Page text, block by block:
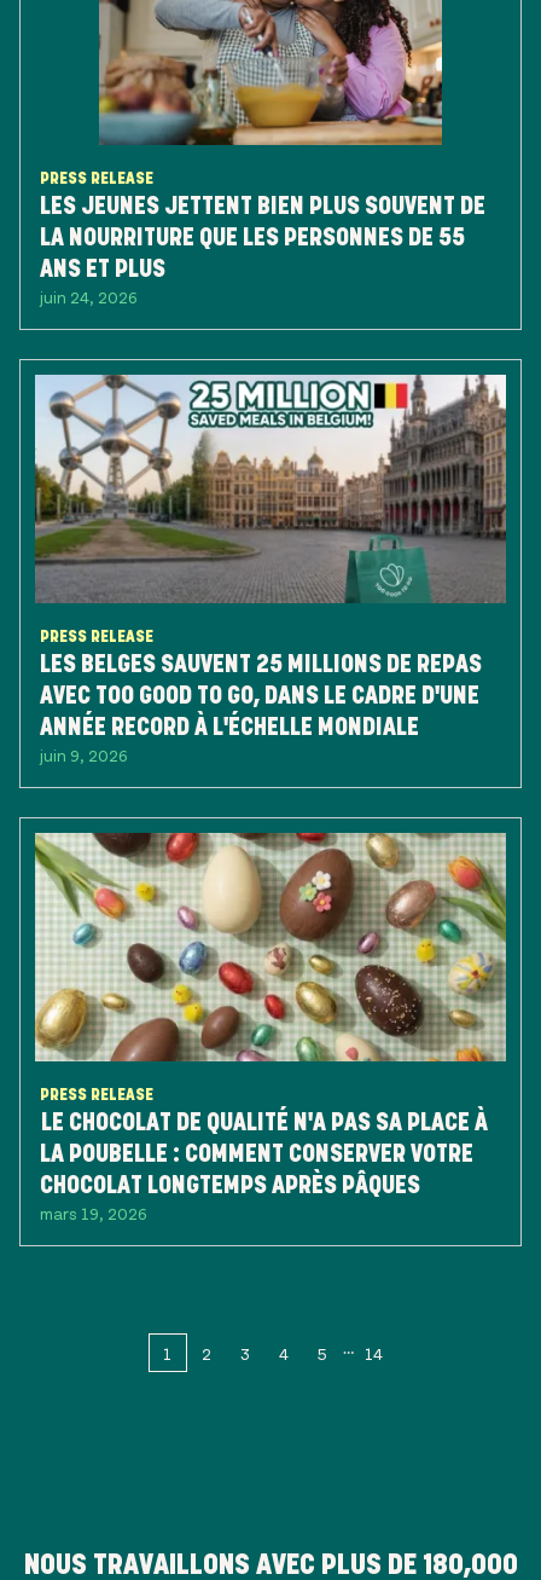
PRESS RELEASE
LES JEUNES JETTENT BIEN PLUS SOUVENT DE
LA NOURRITURE QUE LES PERSONNES DE 55
ANS ET PLUS
juin 24, 2026
PRESS RELEASE
LES BELGES SAUVENT 25 MILLIONS DE REPAS
AVEC TOO GOOD TO GO, DANS LE CADRE D'UNE
ANNÉE RECORD À L'ÉCHELLE MONDIALE
juin 9, 2026
PRESS RELEASE
LE CHOCOLAT DE QUALITÉ N'A PAS SA PLACE À
LA POUBELLE : COMMENT CONSERVER VOTRE
CHOCOLAT LONGTEMPS APRÈS PÂQUES
mars 19, 2026
1 2 3 4 5 14
NOUS TRAVAILLONS AVEC PLUS DE 180,000